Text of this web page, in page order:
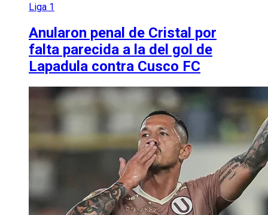
Liga 1
Anularon penal de Cristal por
falta parecida a la del gol de
Lapadula contra Cusco FC